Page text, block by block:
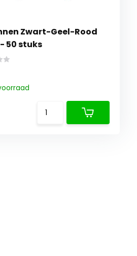
Zwart-Geel-Rood
50 stuks